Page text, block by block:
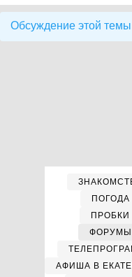
Обсуждение этой
ПОГОДА
ПРОБКИ
ФОРУМЫ
АФИША В